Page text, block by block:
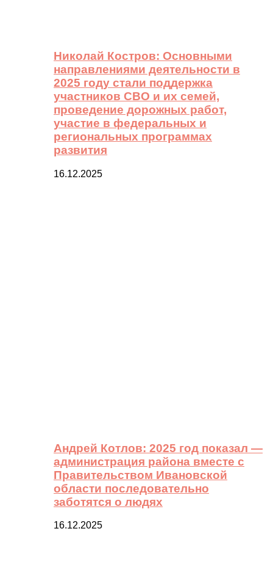
Николай Костров: Основными
направлениями деятельности в
2025 году стали поддержка
участников СВО и их семей,
проведение дорожных работ,
участие в федеральных и
региональных программах
развития
16.12.2025
Андрей Котлов: 2025 год показал —
администрация района вместе с
Правительством Ивановской
области последовательно
заботятся о людях
16.12.2025